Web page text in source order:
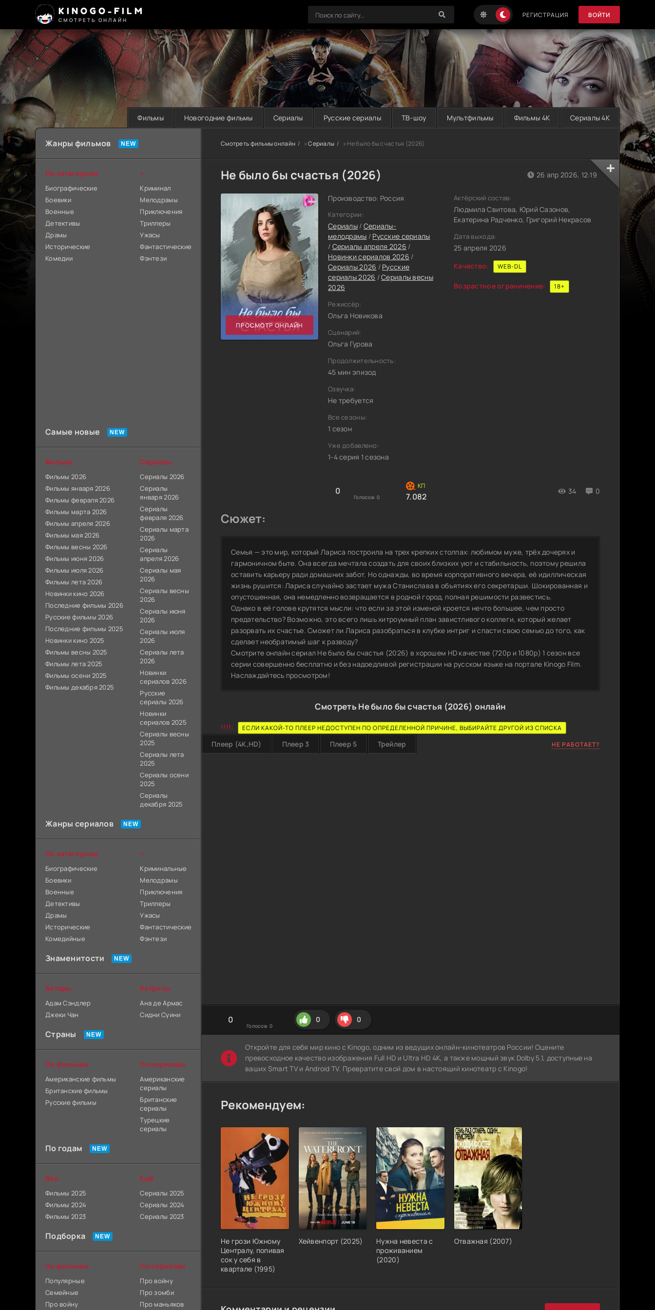
KINOGO-FILM
СМОТРЕТЬ ОНЛАЙН
РЕГИСТРАЦИЯ ВОЙТИ
Фильмы Новогодние фильмы Сериалы Русские сериалы ТВ-шоу Мультфильмы Фильмы 4K Сериалы 4K
Смотреть фильмы онлайн »Сериалы » Не было бы счастья (2026)
Не было бы счастья (2026)
ПРОСМОТР ОНЛАЙН
Производство: Россия
Категории:
Сериалы/ Сериалы-
мелодрамы / Русские сериалы
/ Сериалы апреля 2026 /
Новинки сериалов 2026 /
Сериалы 2026 / Русские
сериалы 2026 /Сериалы весны
2026
Режиссёр:
Ольга Новикова
Сценарий:
Ольга Гурова
Продолжительность:
45 мин эпизод
Озвучка:
Не требуется
Все сезоны:
1 сезон
Уже добавлено:
1-4 серия 1 сезона
0
Голосов: 0 7.082
34 0
26 апр 2026, 12:19
Актёрский состав:
Людмила Свитова, Юрий Сазонов,
Екатерина Радченко, Григорий Некрасов
Дата выхода:
25 апреля 2026
Качество:
WEB-DL
Возрастное ограничение: 18+
Сюжет:
Семья — это мир, который Лариса построила на трех крепких столпах: любимом муже, трёх дочерях и
гармоничном быте. Она всегда мечтала создать для своих близких уют и стабильность, поэтому решила
оставить карьеру ради домашних забот. Но однажды, во время корпоративного вечера, её идиллическая
жизнь рушится: Лариса случайно застает мужа Станислава в объятиях его секретарши. Шокированная и
опустошенная, она немедленно возвращается в родной город, полная решимости развестись.
Однако в её голове крутятся мысли: что если за этой изменой кроется нечто большее, чем просто
предательство? Возможно, это всего лишь хитроумный план завистливого коллеги, который желает
разорвать их счастье. Сможет ли Лариса разобраться в клубке интриг и спасти свою семью до того, как
сделает необратимый шаг к разводу?
Смотрите онлайн сериал Не было бы счастья (2026) в хорошем HD качестве (720p и 1080p) 1 сезон все
серии совершенно бесплатно и без надоедливой регистрации на русском языке на портале Kinogo Film.
Наслаждайтесь просмотром!
Смотреть Не было бы счастья (2026) онлайн
!!!!: ЕСЛИ КАКОЙ-ТО ПЛЕЕР НЕДОСТУПЕН ПО ОПРЕДЕЛЕННОЙ ПРИЧИНЕ, ВЫБИРАЙТЕ ДРУГОЙ ИЗ СПИСКА
Плеер (4K,HD) Плеер 3 Плеер 5 Трейлер НЕ РАБОТАЕТ?
0
Голосов: 0
0 0
Откройте для себя мир кино с Kinogo, одним из ведущих онлайн-кинотеатров России! Оцените
превосходное качество изображения Full HD и Ultra HD 4K, а также мощный звук Dolby 5.1, доступные на
ваших Smart TV и Android TV. Превратите свой дом в настоящий кинотеатр с Kinogo!
Рекомендуем:
Не грози Южному
Централу, попивая
сок у себя в
квартале (1995)
Хейвенпорт (2025)
Нужна невеста с
проживанием
(2020)
Отважная (2007)
Жанры фильмов
По категориям
Биографические
Боевики
Военные
Детективы
Драмы
Исторические
Комедии
+
Криминал
Мелодрамы
Приключения
Триллеры
Ужасы
Фантастические
Фэнтези
Самые новые
Фильмы
Фильмы 2026
Фильмы января 2026
Фильмы февраля 2026
Фильмы марта 2026
Фильмы апреля 2026
Фильмы мая 2026
Фильмы весны 2026
Фильмы июня 2026
Фильмы июля 2026
Фильмы лета 2026
Новинки кино 2026
Последние фильмы 2026
Русские фильмы 2026
Последние фильмы 2025
Новинки кино 2025
Фильмы весны 2025
Фильмы лета 2025
Фильмы осени 2025
Фильмы декабря 2025
Сериалы
Сериалы 2026
Сериалы
января 2026
Сериалы
февраля 2026
Сериалы марта
2026
Сериалы
апреля 2026
Сериалы мая
2026
Сериалы весны
2026
Сериалы июня
2026
Сериалы июля
2026
Сериалы лета
2026
Новинки
сериалов 2026
Русские
сериалы 2026
Новинки
сериалов 2025
Сериалы весны
2025
Сериалы лета
2025
Сериалы осени
2025
Сериалы
декабря 2025
Жанры сериалов
По категориям
Биографические
Боевики
Военные
Детективы
Драмы
Исторические
Комедийные
+
Криминальные
Мелодрамы
Приключения
Триллеры
Ужасы
Фантастические
Фэнтези
Знаменитости
Актеры
Адам Сэндлер
Джеки Чан
Актрисы
Ана де Армас
Сидни Суини
Страны
По фильмам
Американские фильмы
Британские фильмы
Русские фильмы
По сериалам
Американские
сериалы
Британские
сериалы
Турецкие
сериалы
По годам
Все
Фильмы 2025
Фильмы 2024
Фильмы 2023
Ещё
Сериалы 2025
Сериалы 2024
Сериалы 2023
Подборка
По фильмам
Популярные
Семейные
Про войну
По сериалам
Про войну
Про зомби
Про маньяков